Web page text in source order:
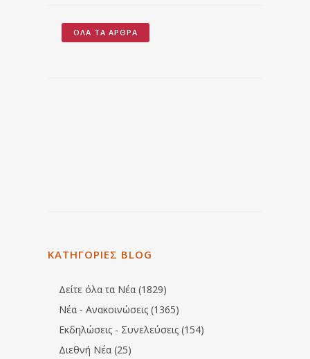
ΌΛΑ ΤΑ ΆΡΘΡΑ
ΚΑΤΗΓΟΡΙΕΣ BLOG
Δείτε όλα τα Νέα (1829)
Νέα - Ανακοινώσεις (1365)
Εκδηλώσεις - Συνελεύσεις (154)
Διεθνή Νέα (25)